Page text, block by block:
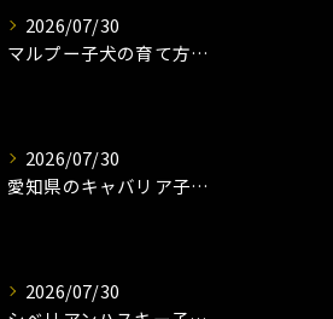
2026/07/30
マルプー子犬の育て方と魅力解説
2026/07/30
愛知県のキャバリア子犬の魅力秘話
2026/07/30